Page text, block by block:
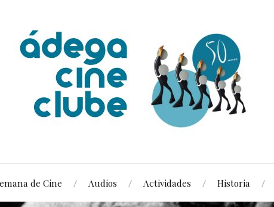
de Cine Audios Actividades Historia